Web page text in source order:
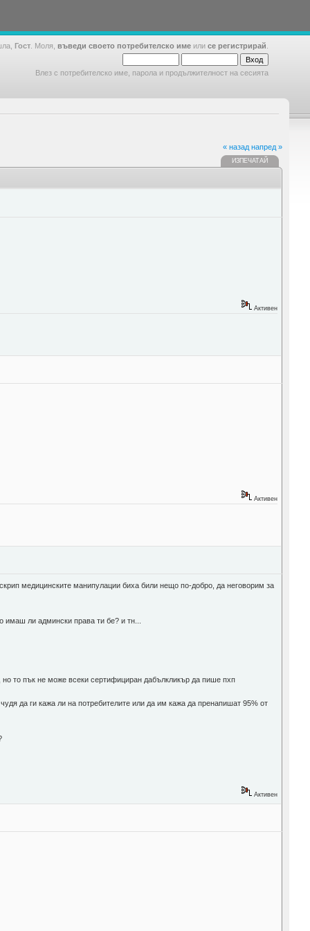
Гост . Моля, въведи своето потребителско име или се регистрирай
Влез с потребителско име, парола и продължителност на сесията
« назад напред »
ИЗПЕЧАТАЙ
Активен
Активен
медицинските манипулации биха били нещо по-добро, да неговорим за
ли админски права ти бе? и тн...
то пък не може всеки сертифициран дабълкликър да пише пхп
да ги кажа ли на потребителите или да им кажа да пренапишат 95% от
Активен